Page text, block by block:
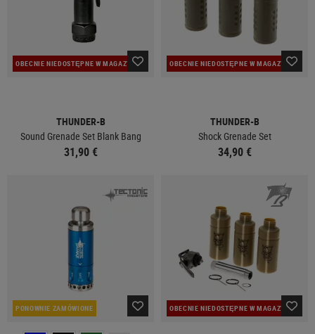
OBECNIE NIEDOSTĘPNE W MAGAZYNIE
THUNDER-B
Sound Grenade Set Blank Bang
31,90 €
OBECNIE NIEDOSTĘPNE W MAGAZYNIE
THUNDER-B
Shock Grenade Set
34,90 €
PONOWNIE ZAMÓWIONE OBECNIE NIEDOSTĘPNE W MAGAZYNIE